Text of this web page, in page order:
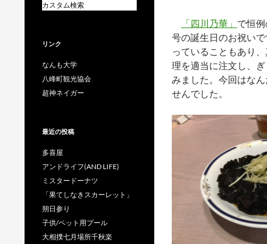
「四川乃華」 で恒
号の誕生日のお祝い
っていることもあり
理を適当に注文し、
みました。今回はな
せんでした。
カスタム検索
リンク
なんも大学
八峰町観光協会
超神ネイガー
最近の投稿
多喜屋
アンドライフ(AND LIFE)
ミスタードーナツ
「果てしなきスカーレット」
朔日参り
子供/ペット用プール
大相撲七月場所千秋楽